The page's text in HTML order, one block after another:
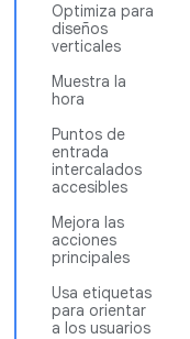
Optimiza para
diseños
verticales
Muestra la
hora
Puntos de
entrada
intercalados
accesibles
Mejora las
acciones
principales
Usa etiquetas
para orientar
a los usuarios